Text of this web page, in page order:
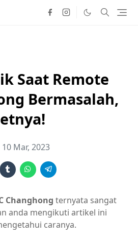
Saat Remote
Bermasalah,
10 Mar, 2023
Changhong ternyata sangat
anda mengikuti artikel ini
caranya.